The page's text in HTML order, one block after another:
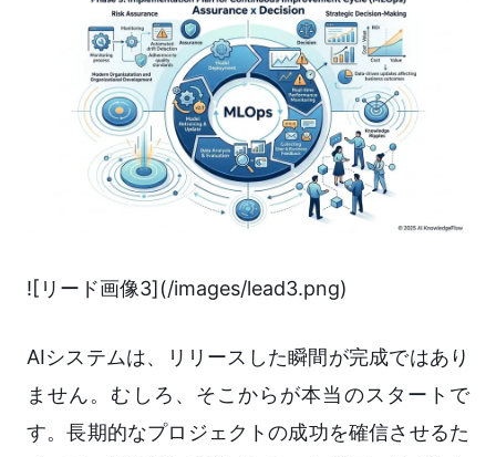
![リード画像3](/images/lead3.png)
AIシステムは、リリースした瞬間が完成ではあり
ません。むしろ、そこからが本当のスタートで
す。長期的なプロジェクトの成功を確信させるた